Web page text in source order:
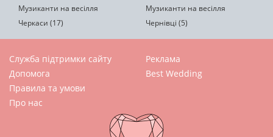
Музиканти на весілля
Черкаси (17)
Музиканти на весілля
Чернівці (5)
Служба підтримки сайту
Допомога
Правила та умови
Про нас
Реклама
Best Wedding